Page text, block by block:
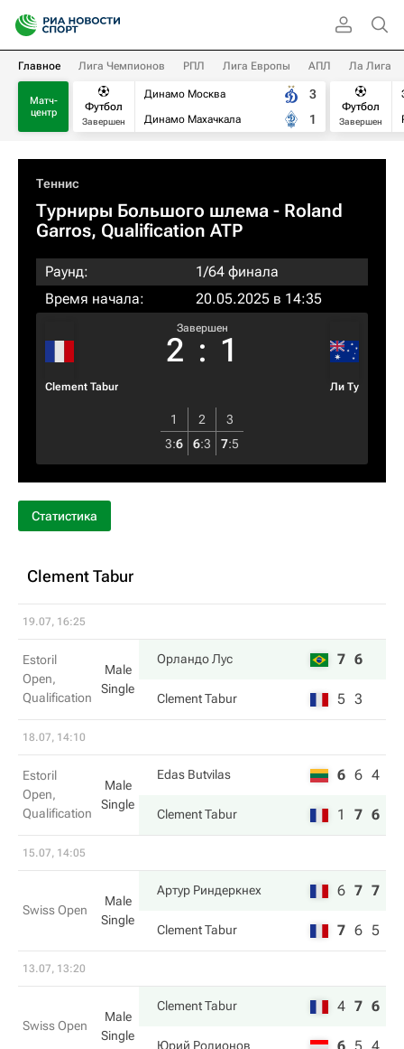
Главное Лига Чемпионов РПЛ Лига Европы АПЛ Ла Лига
Матч-
центр
Футбол
Завершен
Динамо Москва
Динамо Махачкала
3
1
Футбол
Завершен
Теннис
Турниры Большого шлема - Roland
Garros, Qualification ATP
Раунд:
1/64 финала
Время начала:
20.05.2025 в 14:35
Clement Tabur
Завершен
2 : 1
Ли Ту
1 2
3
3:6 6:3 7:5
Статистика
Clement Tabur
19.07, 16:25
Estoril
Open,
Qualification
Male
Single
Орландо Лус 7 6
Clement Tabur 5 3
18.07, 14:10
Estoril
Open,
Qualification
Male
Single
Edas Butvilas 6 6 4
Clement Tabur 1 7 6
15.07, 14:05
Swiss Open
Male
Single
Артур Риндеркнех 6 7 7
Clement Tabur 7 6 5
13.07, 13:20
Swiss Open
Male
Single
Clement Tabur 4 7 6
Юрий Родионов